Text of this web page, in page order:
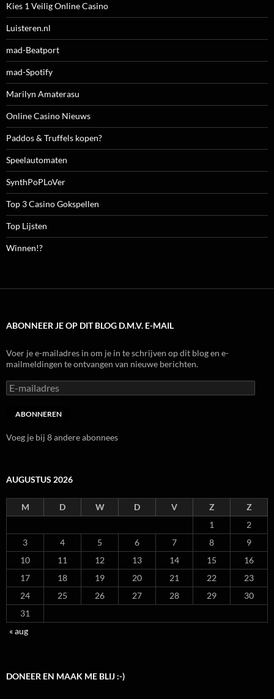
Kies 1 Veilig Online Casino
Luisteren.nl
mad-Beatport
mad-Spotify
Marilyn Amaterasu
Online Casino Nieuws
Paddos & Truffels kopen?
Speelautomaten
SynthPoPLoVer
Top 3 Casino Gokspellen
Top Lijsten
Winnen!?
ABONNEER JE OP DIT BLOG D.M.V. E-MAIL
Voer je e-mailadres in om je in te schrijven op dit blog en e-
mailmeldingen te ontvangen van nieuwe berichten.
E-
mailadres
ABONNEREN
Voeg je bij 8 andere abonnees
AUGUSTUS 2026
M D W D V Z
Z
1
2
3
4 5 6 7 8
9
10
11 12 13 14 15
16
17
18 19 20 21 22
23
24
25 26 27 28 29
30
31
« aug
DONEER EN MAAK ME BLIJ :-)